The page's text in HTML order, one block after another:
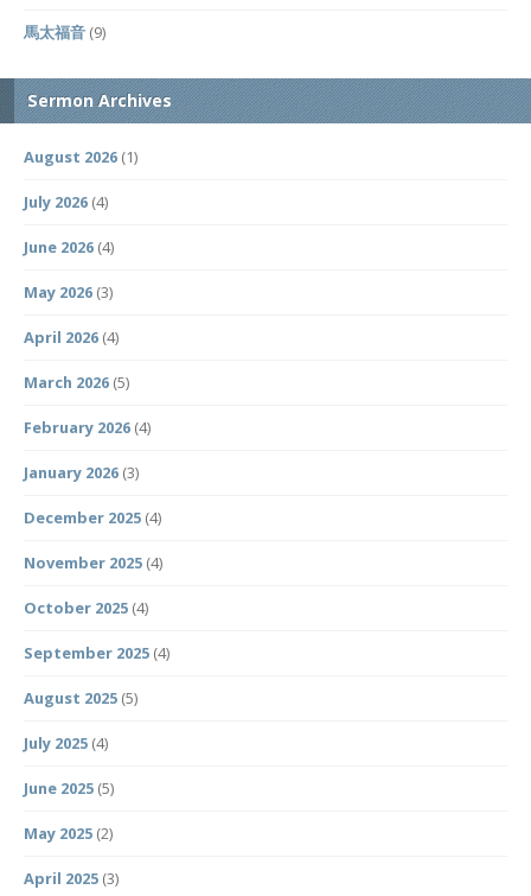
馬太福音 (9)
Sermon Archives
August 2026 (1)
July 2026 (4)
June 2026 (4)
May 2026 (3)
April 2026 (4)
March 2026 (5)
February 2026 (4)
January 2026 (3)
December 2025 (4)
November 2025 (4)
October 2025 (4)
September 2025 (4)
August 2025 (5)
July 2025 (4)
June 2025 (5)
May 2025 (2)
April 2025 (3)